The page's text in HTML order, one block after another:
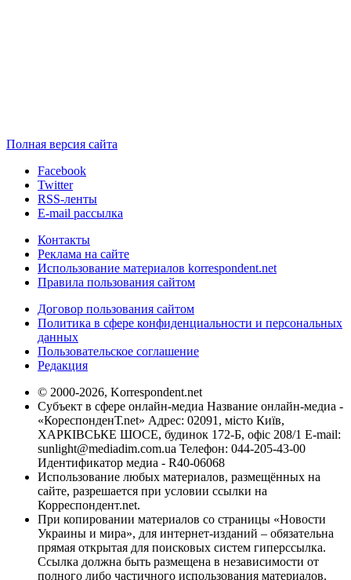
Полная версия сайта
Facebook
Twitter
RSS-ленты
E-mail рассылка
Контакты
Реклама на сайте
Использование материалов korrespondent.net
Правила пользования сайтом
Договор пользования сайтом
Политика в сфере конфиденциальности и персональных
данных
Пользовательское соглашение
Редакция
© 2000-2026, Korrespondent.net
Субъект в сфере онлайн-медиа Название онлайн-медиа -
«КореспонденТ.net» Адрес: 02091, місто Київ,
ХАРКІВСЬКЕ ШОСЕ, будинок 172-Б, офіс 208/1 E-mail:
sunlight@mediadim.com.ua Телефон: 044-205-43-00
Идентификатор медиа - R40-06068
Использование любых материалов, размещённых на
сайте, разрешается при условии ссылки на
Корреспондент.net.
При копировании материалов со страницы «Новости
Украины и мира», для интернет-изданий – обязательна
прямая открытая для поисковых систем гиперссылка.
Ссылка должна быть размещена в независимости от
полного либо частичного использования материалов.